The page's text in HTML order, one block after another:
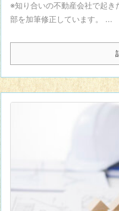
※知り合いの不動産会社で起き
部を加筆修正しています。 ...